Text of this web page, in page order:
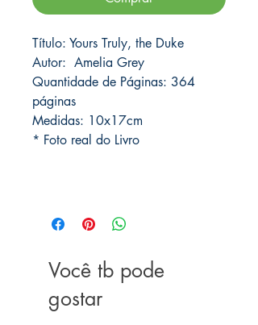
Título: Yours Truly, the Duke
Autor: Amelia Grey
Quantidade de Páginas: 364
páginas
Medidas: 10x17cm
* Foto real do Livro
Você tb pode
gostar